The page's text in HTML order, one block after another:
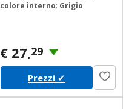
colore interno: Grigio
€ 27,29
Prezzi ✔